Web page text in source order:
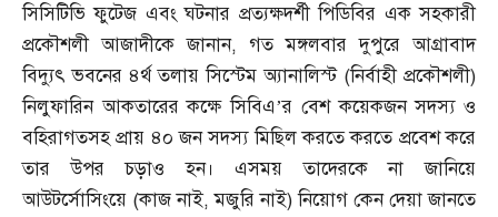
সিসিটিভি ফুটেজ এবং ঘটনার প্রত্যক্ষদর্শী পিডিবির এক সহকারী
প্রকৌশলী আজাদীকে জানান, গত মঙ্গলবার দুপুরে আগ্রাবাদ
বিদ্যুৎ ভবনের ৪র্থ তলায় সিস্টেম অ্যানালিস্ট (নির্বাহী প্রকৌশলী)
নিলুফারিন আকতারের কক্ষে সিবিএ’র বেশ কয়েকজন সদস্য ও
বহিরাগতসহ প্রায় ৪০ জন সদস্য মিছিল করতে করতে প্রবেশ করে
তার উপর চড়াও হন। এসময় তাদেরকে না জানিয়ে
আউটর্সোসিংয়ে (কাজ নাই,মজুরি নাই)নিয়োগ কেন দেয়া জানতে